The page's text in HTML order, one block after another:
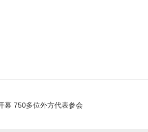
幕 750多位外方代表参会